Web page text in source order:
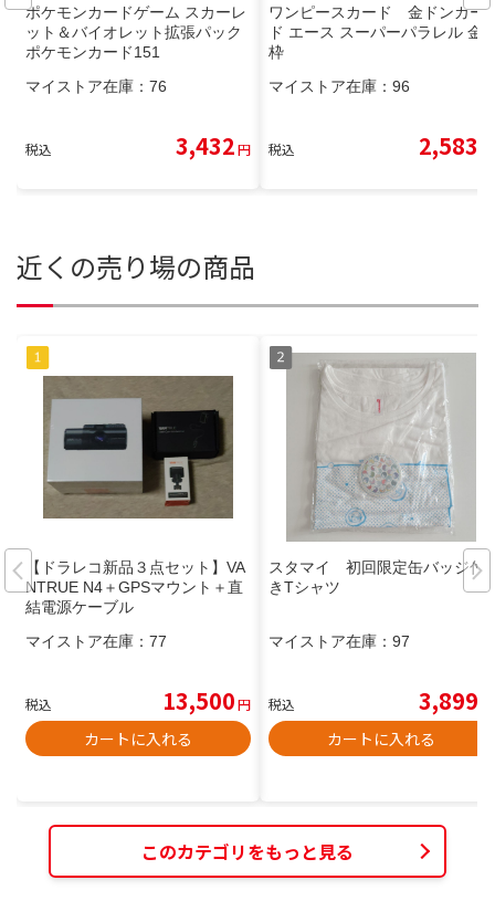
ポケモンカードゲーム スカーレ
ット＆バイオレット拡張パック
ポケモンカード151
マイストア在庫： 76
税込 3,432円
ワンピースカード 金ドンカー
ド エース スーパーパラレル 金
枠
マイストア在庫： 96
税込 2,583
近くの売り場の商品
【ドラレコ新品３点セット】VA
NTRUE N4＋GPSマウント＋直
結電源ケーブル
マイストア在庫： 77
税込 13,500円
カートに入れる
スタマイ 初回限定缶バッジ付
きTシャツ
マイストア在庫： 97
税込 3,899
カートに入れる
このカテゴリをもっと見る